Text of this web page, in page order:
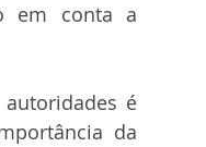
em conta a
autoridades é
da